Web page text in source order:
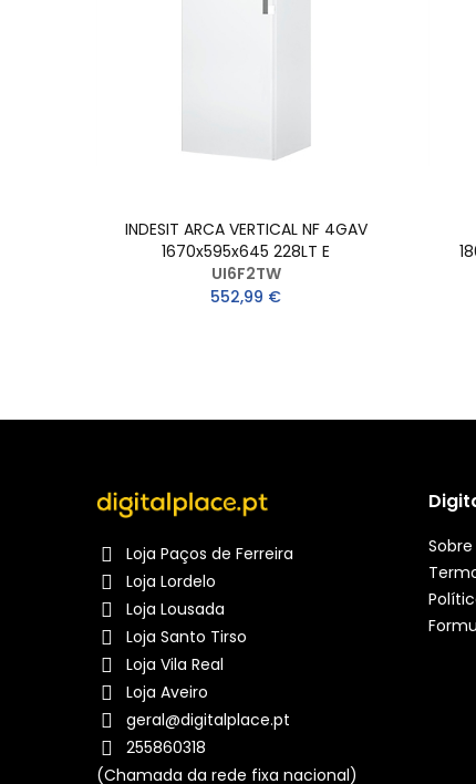
INDESIT ARCA VERTICAL NF 4GAV
1670x595x645 228LT E
UI6F2TW
552,99 €
Loja Paços de Ferreira
Loja Lordelo
Loja Lousada
Loja Santo Tirso
Loja Vila Real
Loja Aveiro
geral@digitalplace.pt
255860318
(Chamada da rede fixa nacional)
Sobre